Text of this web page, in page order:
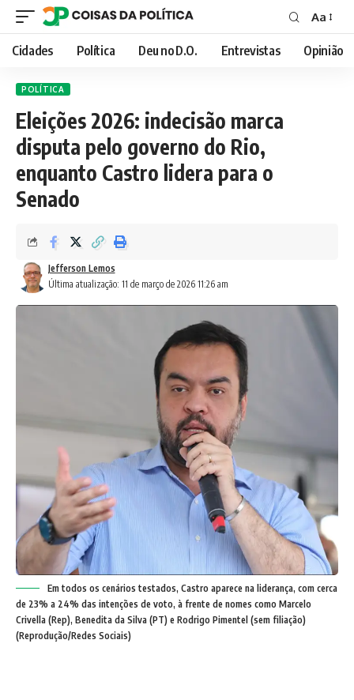
Font
Resizer
Aa
Cidades Política Deu no D.O. Entrevistas Opinião
POLÍTICA
Eleições 2026: indecisão marca
disputa pelo governo do Rio,
enquanto Castro lidera para o
Senado
Última atualização: 11 de março de 2026 11:26 am
Jefferson Lemos
Em todos os cenários testados, Castro aparece na liderança, com cerca
de 23% a 24% das intenções de voto, à frente de nomes como Marcelo
Crivella (Rep), Benedita da Silva (PT) e Rodrigo Pimentel (sem filiação)
(Reprodução/Redes Sociais)